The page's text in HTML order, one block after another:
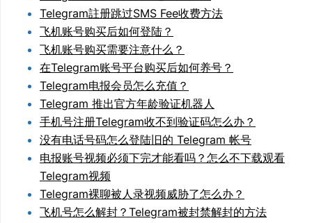
Telegram註册跳过SMS Fee收费方法
飞机账号购买后如何登陆？
飞机账号购买需要注意什么？
在Telegram账号平台购买后如何养号？
Telegram电报会员怎么充值？
Telegram 推出官方年龄验证机器人
手机号注册Telegram收不到验证码怎么办？
没有电话号码怎么登陆旧的 Telegram 帐号
电报账号视频必须下完才能看吗？怎么不下载观看
Telegram视频
Telegram裸聊被人录视频威胁了怎么办？
飞机号怎么解封？Telegram被封禁解封的方法